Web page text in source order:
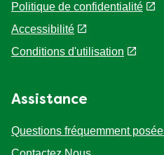
Politique de confidentialité
Paramètres des cookies
Accessibilité
Questions fréquemment posées